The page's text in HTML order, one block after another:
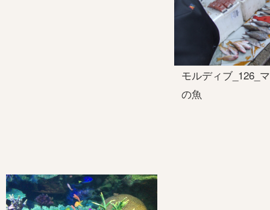
モルディブ_126_
の魚